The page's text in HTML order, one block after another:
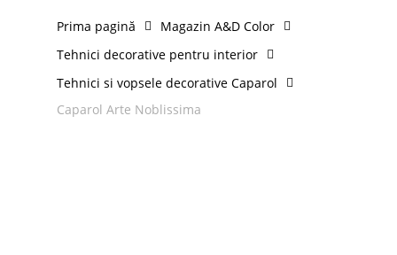
Prima pagină
Magazin A&D Color
Tehnici decorative pentru interior
Tehnici si vopsele decorative Caparol
Caparol Arte Noblissima